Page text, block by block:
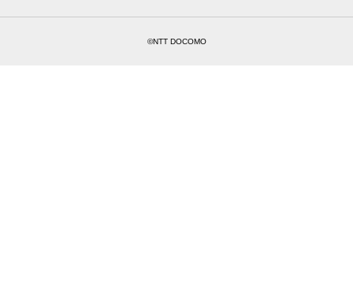
©NTT DOCOMO